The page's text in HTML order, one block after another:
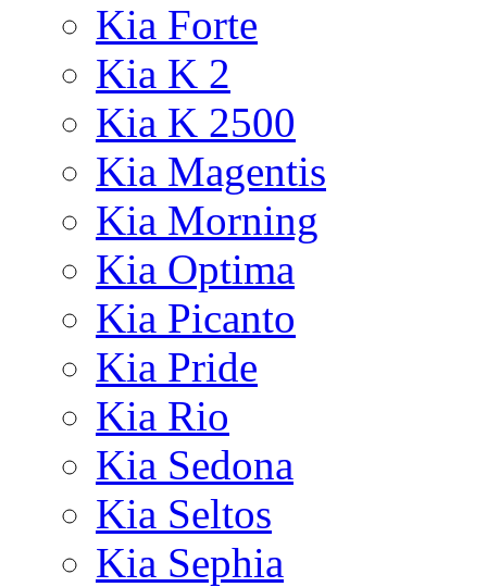
Kia Forte
Kia K 2
Kia K 2500
Kia Magentis
Kia Morning
Kia Optima
Kia Picanto
Kia Pride
Kia Rio
Kia Sedona
Kia Seltos
Kia Sephia